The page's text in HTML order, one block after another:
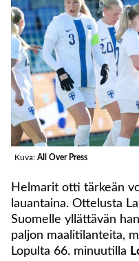
Kuva: All Over Press
Helmarit otti tärkeän
lauantaina. Ottelusta
Suomelle yllättävän
paljon maalitilanteita,
Lopulta 66. minuutilla